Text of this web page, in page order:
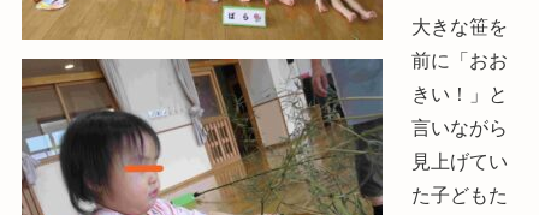
大きな笹を
前に「おお
きい！」と
言いながら
見上げてい
た子どもた